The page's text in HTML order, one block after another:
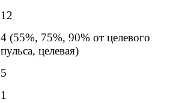
12
4 (55%, 75%, 90% от целевого
пульса, целевая)
5
1